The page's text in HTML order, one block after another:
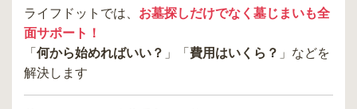
ライフドットでは、 お墓探しだけでなく墓じまいも全
面サポート！
「 何から始めればいい？ 」「 費用はいくら？ 」などを
解決します